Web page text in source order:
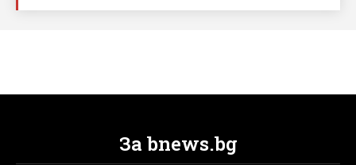
За bnews.bg